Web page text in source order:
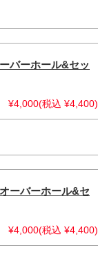
バーホール&セッ
¥4,000(税込 ¥4,400)
ーバーホール&セ
¥4,000(税込 ¥4,400)